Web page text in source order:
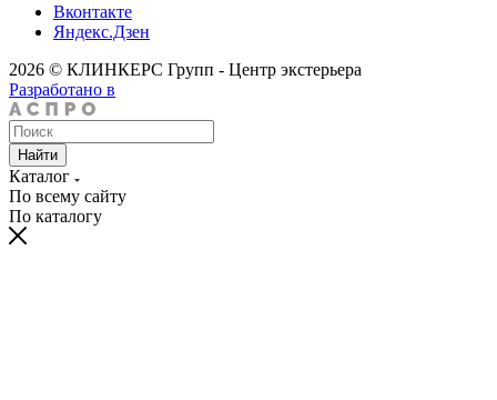
Вконтакте
Яндекс.Дзен
2026 © КЛИНКЕРС Групп - Центр экстерьера
Разработано в
Найти
Каталог
По всему сайту
По каталогу